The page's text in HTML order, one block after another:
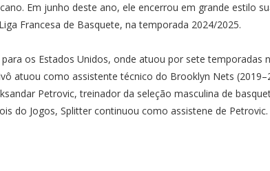
Em junho deste ano, ele encerrou em grande estilo
Francesa de Basquete, na temporada 2024/2025.
os Estados Unidos, onde atuou por sete temporadas
atuou como assistente técnico do Brooklyn Nets
Petrovic, treinador da seleção masculina de
do Jogos, Splitter continuou como assistene de Petrovic.